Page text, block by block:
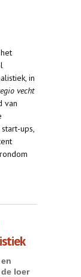
in
vecht
van
ups,
loer